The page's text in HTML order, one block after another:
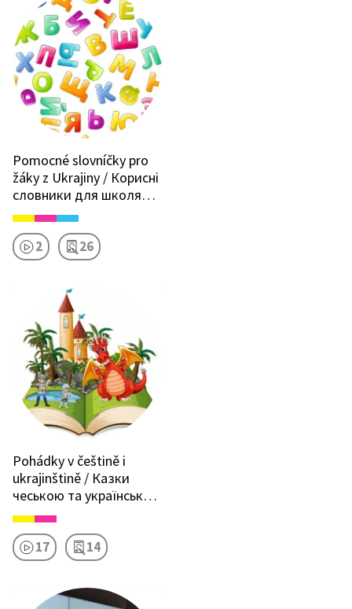
Pomocné slovníčky pro
žáky z Ukrajiny / Корисні
словники для школярів
з-за кордону
2 26
Pohádky v češtině i
ukrajinštině / Казки
чеською та українською
мовами
17 14